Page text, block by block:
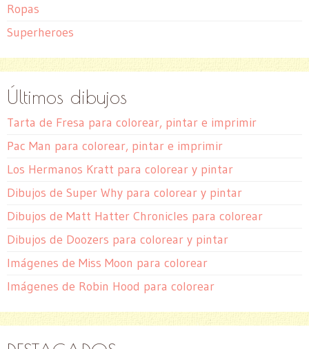
Ropas
Superheroes
Últimos dibujos
Tarta de Fresa para colorear, pintar e imprimir
Pac Man para colorear, pintar e imprimir
Los Hermanos Kratt para colorear y pintar
Dibujos de Super Why para colorear y pintar
Dibujos de Matt Hatter Chronicles para colorear
Dibujos de Doozers para colorear y pintar
Imágenes de Miss Moon para colorear
Imágenes de Robin Hood para colorear